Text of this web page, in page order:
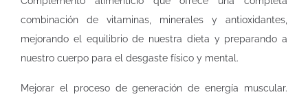
combinación de vitaminas, minerales y antioxidantes,
mejorando el equilibrio de nuestra dieta y preparando a
nuestro cuerpo para el desgaste físico y mental.
Mejorar el proceso de generación de energía muscular.